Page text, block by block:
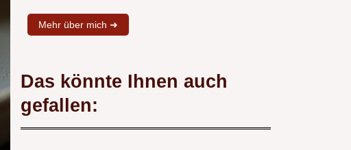
Mehr über mich ➜
Das könnte Ihnen auch
gefallen: